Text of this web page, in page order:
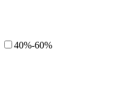
40%-60%